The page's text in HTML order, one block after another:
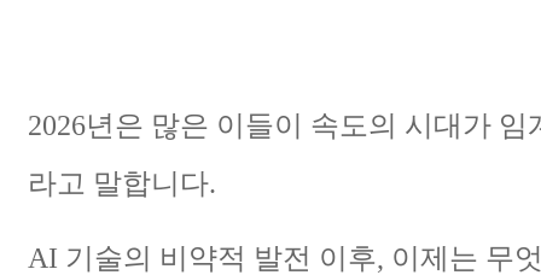
2026년은 많은 이들이 속도의 시대가 임
라고 말합니다.
AI 기술의 비약적 발전 이후, 이제는 무